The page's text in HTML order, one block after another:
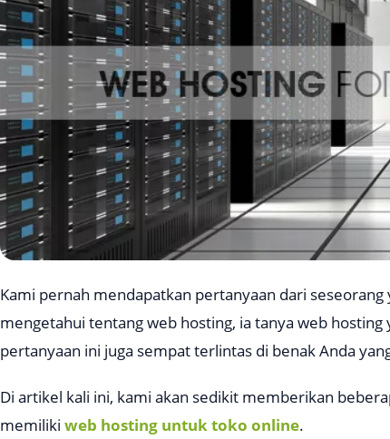
Kami pernah mendapatkan pertanyaan dari
mengetahui tentang web hosting, ia tanya web
pertanyaan ini juga sempat terlintas di benak Anda
Di artikel kali ini, kami akan sedikit memberikan
memiliki web hosting untuk toko online.